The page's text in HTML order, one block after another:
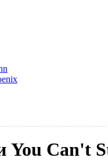
You Can't